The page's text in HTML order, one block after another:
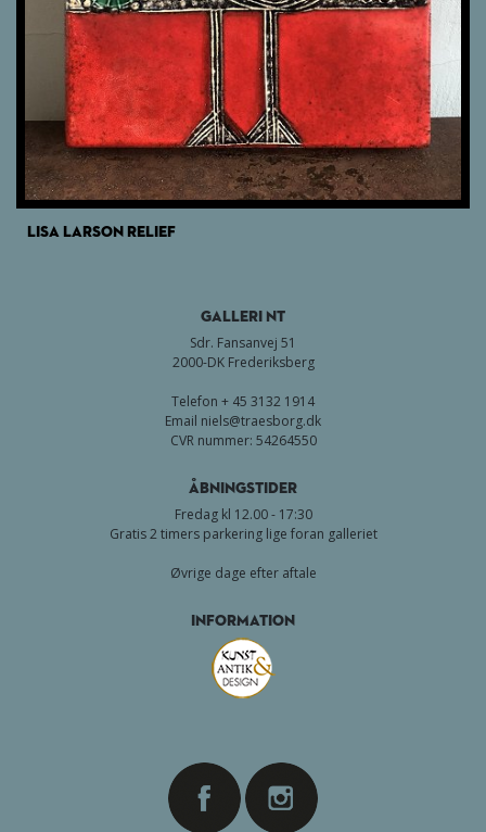
LISA LARSON RELIEF
GALLERI NT
Sdr. Fansanvej 51
2000-DK Frederiksberg
Telefon + 45 3132 1914
Email niels@traesborg.dk
CVR nummer: 54264550
Åbningstider
Fredag kl 12.00 - 17:30
Gratis 2 timers parkering lige foran galleriet
Øvrige dage efter aftale
Information